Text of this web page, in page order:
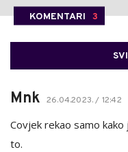
KOMENTARI 3
Mnk 26.04.2023. / 12:42
Covjek rekao samo
to.